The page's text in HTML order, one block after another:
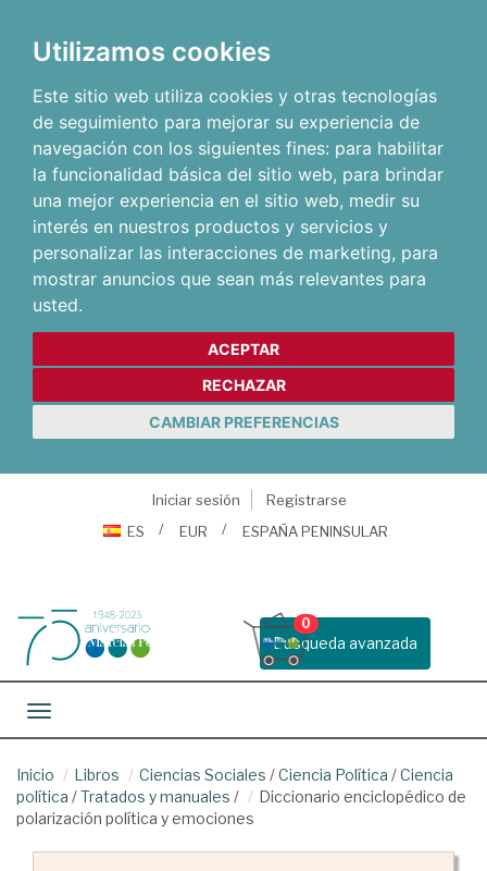
Utilizamos cookies
Este sitio web utiliza cookies y otras tecnologías
de seguimiento para mejorar su experiencia de
navegación con los siguientes fines: para habilitar
la funcionalidad básica del sitio web, para brindar
una mejor experiencia en el sitio web, medir su
interés en nuestros productos y servicios y
personalizar las interacciones de marketing, para
mostrar anuncios que sean más relevantes para
usted.
ACEPTAR
RECHAZAR
CAMBIAR PREFERENCIAS
Iniciar sesión
Registrarse
ES
EUR ESPAÑA PENINSULAR
Busqueda avanzada
0
Toggle navigation
Inicio Libros Ciencias Sociales /Ciencia Política /Ciencia
política /Tratados y manuales /
Diccionario enciclopédico de
polarización política y emociones